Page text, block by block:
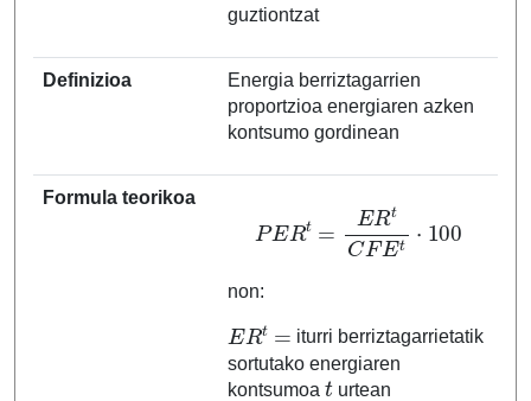
guztiontzat
Definizioa
Energia berriztagarrien
proportzioa energiaren azken
kontsumo gordinean
Formula teorikoa tCFE
non:
ERt=
iturri berriztagarrietatik
sortutako energiaren
kontsumoa
t
urtean